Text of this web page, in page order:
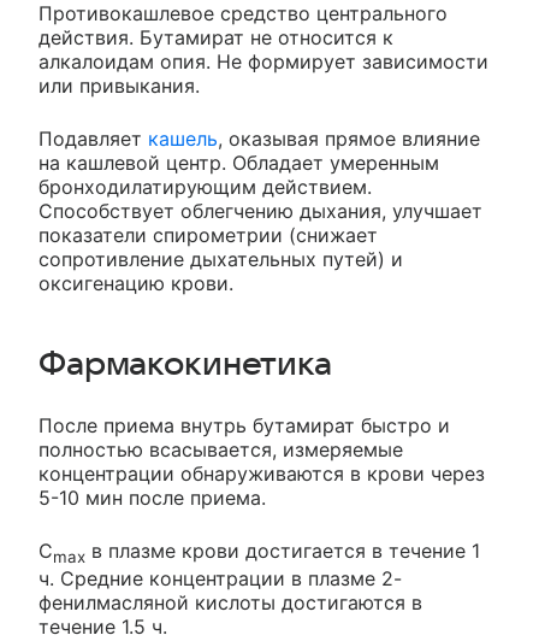
Противокашлевое средство центрального
действия. Бутамират не относится к
алкалоидам опия. Не формирует зависимости
или привыкания.
Подавляет кашель, оказывая прямое влияние
на кашлевой центр. Обладает умеренным
бронходилатирующим действием.
Способствует облегчению дыхания, улучшает
показатели спирометрии (снижает
сопротивление дыхательных путей) и
оксигенацию крови.
Фармакокинетика
После приема внутрь бутамират быстро и
полностью всасывается, измеряемые
концентрации обнаруживаются в крови через
5-10 мин после приема.
Сmax в плазме крови достигается в течение 1
ч. Средние концентрации в плазме 2-
фенилмасляной кислоты достигаются в
течение 1.5 ч.